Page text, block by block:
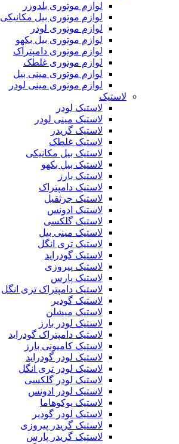
لوازم موتوری بلدوزر
لوازم موتوری بیل مکانیکی
لوازم موتوری لودر
لوازم موتوری بیل بکهو
لوازم موتوری دامپتراک
لوازم موتوری غلطک
لوازم موتوری مینی بیل
لوازم موتوری مینی لودر
لاستیک
لاستیک لودر
لاستیک مینی لودر
لاستیک گریدر
لاستیک غلطک
لاستیک بیل مکانیکی
لاستیک بیل بکهو
لاستیک بارز
لاستیک دامپتراک
لاستیک جرثقیل
لاستیک ادونس
لاستیک گلکسی
لاستیک مینی بیل
لاستیک تری انگل
لاستیک گودراید
لاستیک پیروزی
لاستیک پارس
لاستیک دامپتراک تری انگل
لاستیک گودیر
لاستیک میشلن
لاستیک لودر بارز
لاستیک دامپتراک گودراید
لاستیک کامیونی بارز
لاستیک لودر گودراید
لاستیک لودر تری انگل
لاستیک لودر گلکسی
لاستیک لودر ادونس
لاستیک یوکوهاما
لاستیک لودر گودیر
لاستیک گریدر پیروزی
لاستیک گریدر پارس